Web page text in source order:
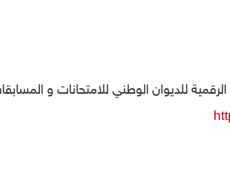
الرقمية للديوان الوطني للامتحانات و